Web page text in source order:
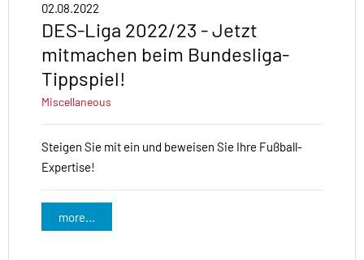
02.08.2022
DES-Liga 2022/23 - Jetzt
mitmachen beim Bundesliga-
Tippspiel!
Miscellaneous
Steigen Sie mit ein und beweisen Sie Ihre Fußball-
Expertise!
more...